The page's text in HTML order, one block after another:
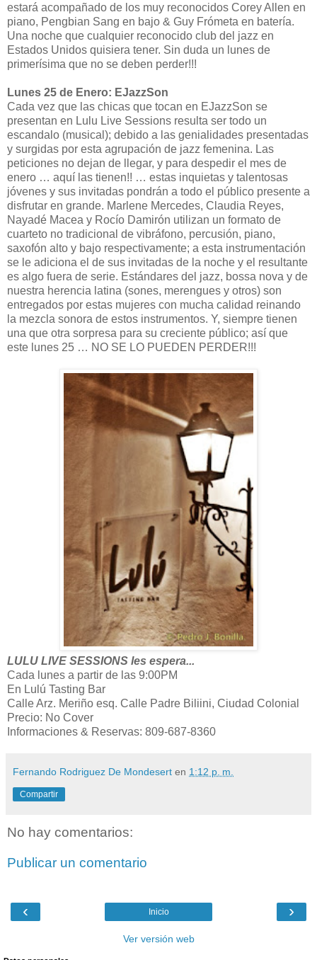
estará acompañado de los muy reconocidos Corey Allen en
piano, Pengbian Sang en bajo & Guy Frómeta en batería.
Una noche que cualquier reconocido club del jazz en
Estados Unidos quisiera tener. Sin duda un lunes de
primerísima que no se deben perder!!!
Lunes 25 de Enero: EJazzSon
Cada vez que las chicas que tocan en EJazzSon se
presentan en Lulu Live Sessions resulta ser todo un
escandalo (musical); debido a las genialidades presentadas
y surgidas por esta agrupación de jazz femenina. Las
peticiones no dejan de llegar, y para despedir el mes de
enero … aquí las tienen!! … estas inquietas y talentosas
jóvenes y sus invitadas pondrán a todo el público presente a
disfrutar en grande. Marlene Mercedes, Claudia Reyes,
Nayadé Macea y Rocío Damirón utilizan un formato de
cuarteto no tradicional de vibráfono, percusión, piano,
saxofón alto y bajo respectivamente; a esta instrumentación
se le adiciona el de sus invitadas de la noche y el resultante
es algo fuera de serie. Estándares del jazz, bossa nova y de
nuestra herencia latina (sones, merengues y otros) son
entregados por estas mujeres con mucha calidad reinando
la mezcla sonora de estos instrumentos. Y, siempre tienen
una que otra sorpresa para su creciente público; así que
este lunes 25 … NO SE LO PUEDEN PERDER!!!
LULU LIVE SESSIONS les espera...
Cada lunes a partir de las 9:00PM
En Lulú Tasting Bar
Calle Arz. Meriño esq. Calle Padre Biliini, Ciudad Colonial
Precio: No Cover
Informaciones & Reservas: 809-687-8360
Fernando Rodriguez De Mondesert en 1:12 p. m.
Compartir
No hay comentarios:
Publicar un comentario
‹ ›
Inicio
Ver versión web